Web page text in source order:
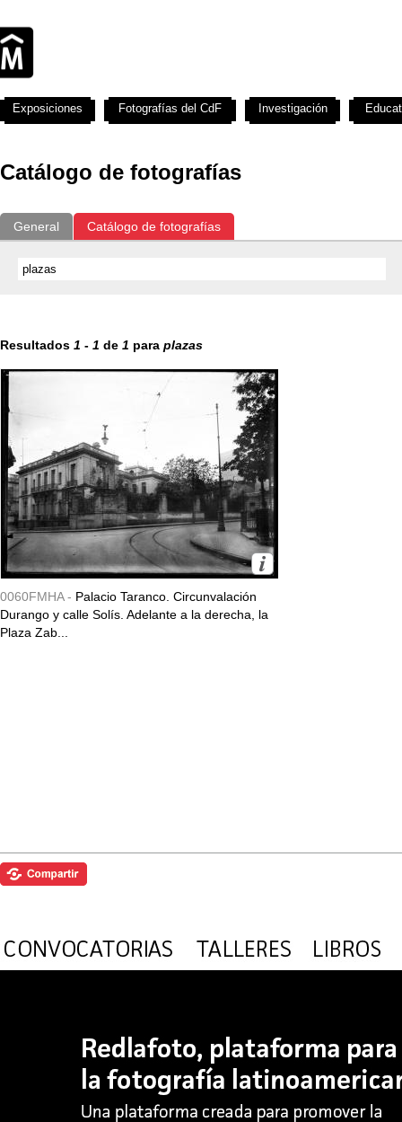
Catálogo de fotografías
General Catálogo de fotografías
Resultados 1 - 1 de 1 para plazas
0060FMHA - Palacio Taranco. Circunvalación
Durango y calle Solís. Adelante a la derecha, la
Plaza Zab...
Exposiciones Fotografías del CdF Investigación